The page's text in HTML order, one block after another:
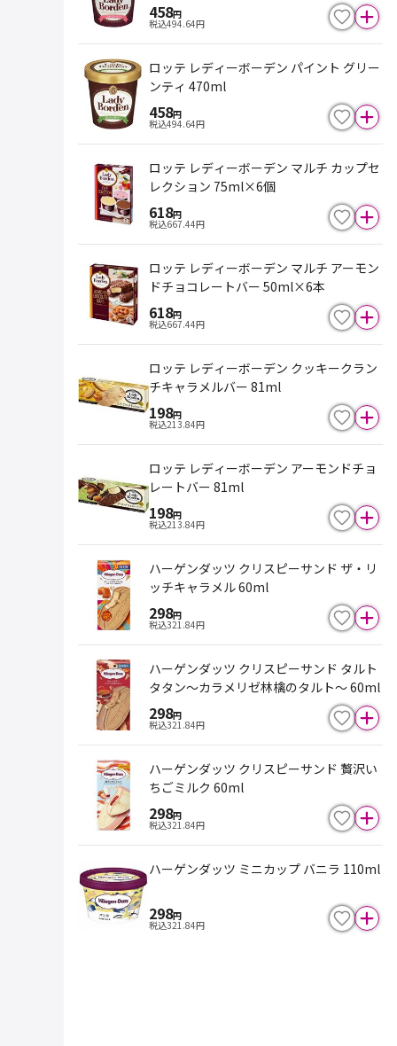
458円
税込494.64円
ロッテ レディーボーデン パイント グリー
ンティ 470ml
458円
税込494.64円
ロッテ レディーボーデン マルチ カップセ
レクション 75ml×6個
618円
税込667.44円
ロッテ レディーボーデン マルチ アーモン
ドチョコレートバー 50ml×6本
618円
税込667.44円
ロッテ レディーボーデン クッキークラン
チキャラメルバー 81ml
198円
税込213.84円
ロッテ レディーボーデン アーモンドチョ
レートバー 81ml
198円
税込213.84円
ハーゲンダッツ クリスピーサンド ザ・リ
ッチキャラメル 60ml
298円
税込321.84円
ハーゲンダッツ クリスピーサンド タルト
タタン～カラメリゼ林檎のタルト～ 60ml
298円
税込321.84円
ハーゲンダッツ クリスピーサンド 贅沢い
ちごミルク 60ml
298円
税込321.84円
ハーゲンダッツ ミニカップ バニラ 110ml
298円
税込321.84円